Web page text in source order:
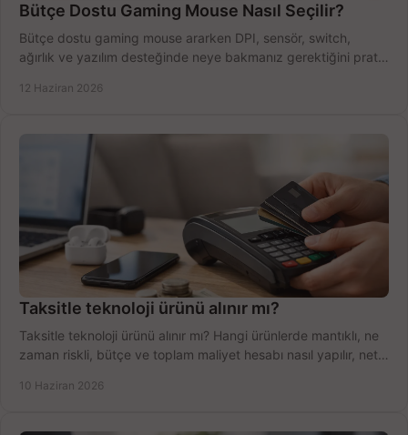
Bütçe Dostu Gaming Mouse Nasıl Seçilir?
Bütçe dostu gaming mouse ararken DPI, sensör, switch,
ağırlık ve yazılım desteğinde neye bakmanız gerektiğini pratik
12 Haziran 2026
Taksitle teknoloji ürünü alınır mı?
Taksitle teknoloji ürünü alınır mı? Hangi ürünlerde mantıklı, ne
zaman riskli, bütçe ve toplam maliyet hesabı nasıl yapılır, net
10 Haziran 2026